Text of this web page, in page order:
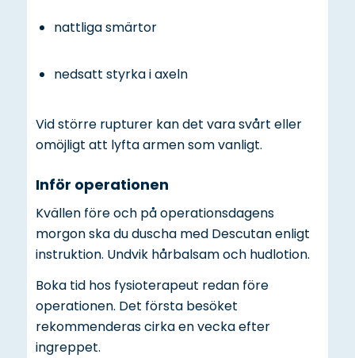
nattliga smärtor
nedsatt styrka i axeln
Vid större rupturer kan det vara svårt eller
omöjligt att lyfta armen som vanligt.
Inför operationen
Kvällen före och på operationsdagens
morgon ska du duscha med Descutan enligt
instruktion. Undvik hårbalsam och hudlotion.
Boka tid hos fysioterapeut redan före
operationen. Det första besöket
rekommenderas cirka en vecka efter
ingreppet.